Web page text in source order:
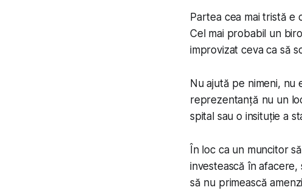
Partea cea mai tristă e
Cel mai probabil un
improvizatcevaca să
Nu ajută pe nimeni, nu
reprezentanță nu un
spital sau o insituție a
În loc ca un muncitor
investească în
să nu primească